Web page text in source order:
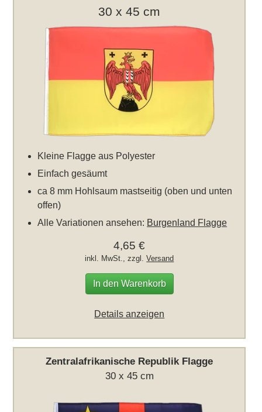
30 x 45 cm
Kleine Flagge aus Polyester
Einfach gesäumt
ca 8 mm Hohlsaum mastseitig (oben und unten
offen)
Alle Variationen ansehen: Burgenland Flagge
4,65 €
inkl. MwSt., zzgl.Versand
In den Warenkorb
Details anzeigen
Zentralafrikanische Republik Flagge
30 x 45 cm